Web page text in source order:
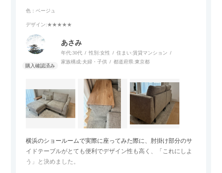
色：ベージュ
デザイン:★★★★★
あさみ
年代:30代 性別:女性 住まい:賃貸マンション
家族構成:夫婦・子供 都道府県:東京都
横浜のショールームで実際に座ってみた際に、肘掛け部分のサ
イドテーブルがとても便利でデザイン性も高く、「これにしよ
う」と決めました。